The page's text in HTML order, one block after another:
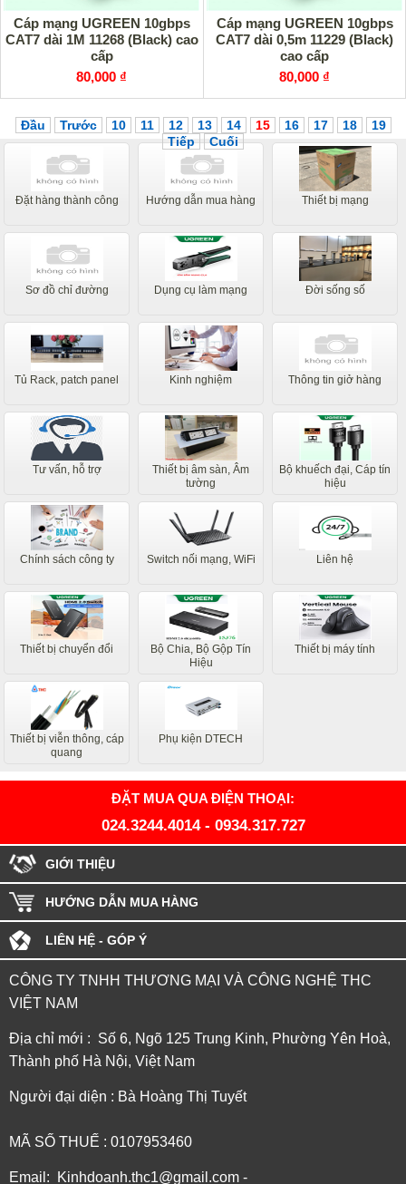
Cáp mạng UGREEN 10gbps
CAT7 dài 1M 11268 (Black) cao
cấp
80,000 ₫
Cáp mạng UGREEN 10gbps
CAT7 dài 0,5m 11229 (Black)
cao cấp
80,000 ₫
Đầu Trước 10 11 12 13 14 15 16 17 18
19
Tiếp
Cuối
Đặt hàng thành công Hướng dẫn mua hàng Thiết bị mạng
Sơ đồ chỉ đường Dụng cụ làm mạng Đời sống số
Tủ Rack, patch panel Kinh nghiệm Thông tin giở hàng
Tư vấn, hỗ trợ
Thiết bị âm sàn, Âm
tường
Bộ khuếch đại, Cáp tín
hiệu
Chính sách công ty Switch nối mạng, WiFi Liên hệ
Thiết bị chuyển đổi
Bộ Chia, Bộ Gộp Tín
Hiệu
Thiết bị máy tính
Thiết bị viễn thông, cáp
quang
Phụ kiện DTECH
ĐẶT MUA QUA ĐIỆN THOẠI:
024.3244.4014- 0934.317.727
GIỚI THIỆU
HƯỚNG DẪN MUA HÀNG
LIÊN HỆ - GÓP Ý
CÔNG TY TNHH THƯƠNG MẠI VÀ CÔNG NGHỆ THC
VIỆT NAM
Địa chỉ mới : Số 6, Ngõ 125 Trung Kinh, Phường Yên Hoà,
Thành phố Hà Nội, Việt Nam
Người đại diện : Bà Hoàng Thị Tuyết
MÃ SỐ THUẾ : 0107953460
Email: Kinhdoanh.thc1@gmail.com -